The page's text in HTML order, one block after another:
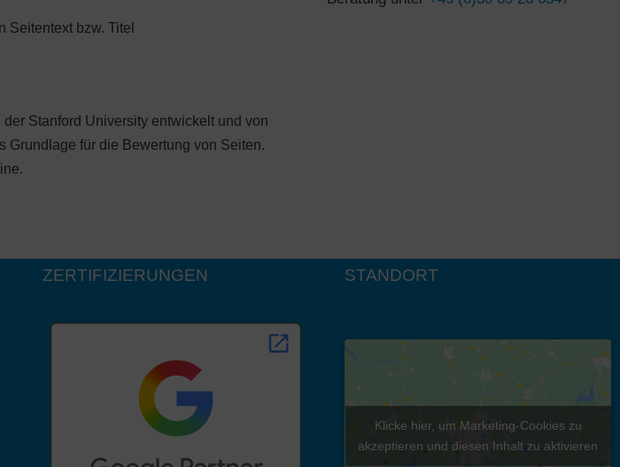
Seitentext bzw. Titel
der Stanford University entwickelt und von
Grundlage für die Bewertung von Seiten.
ZERTIFIZIERUNGEN STANDORT
Klicke hier, um Marketing-Cookies zu
akzeptieren und diesen Inhalt zu aktivieren